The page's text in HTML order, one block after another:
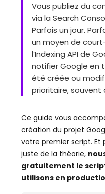
Vous publiez du
via la Search
Parfois un jour.
un moyen de
l’Indexing API de
notifier Google en
été créée ou
prioritaire, souvent
Ce guide vous
création du projet
votre premier script. Et
juste de la théorie,
gratuitement le
utilisons en